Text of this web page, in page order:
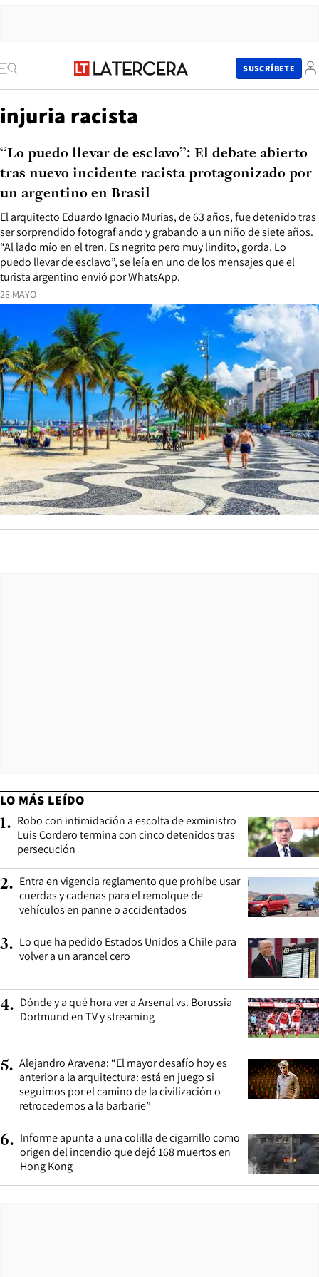
SUSCRÍBETE
injuria racista
28 MAYO
El arquitecto Eduardo Ignacio Murias, de 63 años, fue detenido tras
ser sorprendido fotografiando y grabando a un niño de siete años.
“Al lado mío en el tren. Es negrito pero muy lindito, gorda. Lo
puedo llevar de esclavo”, se leía en uno de los mensajes que el
turista argentino envió por WhatsApp.
“Lo puedo llevar de esclavo”: El debate abierto
tras nuevo incidente racista protagonizado por
un argentino en Brasil
LO MÁS LEÍDO
1. Robo con intimidación a escolta de exministro
Luis Cordero termina con cinco detenidos tras
persecución
2. Entra en vigencia reglamento que prohíbe usar
cuerdas y cadenas para el remolque de
vehículos en panne o accidentados
3. Lo que ha pedido Estados Unidos a Chile para
volver a un arancel cero
4. Dónde y a qué hora ver a Arsenal vs. Borussia
Dortmund en TV y streaming
5. Alejandro Aravena: “El mayor desafío hoy es
anterior a la arquitectura: está en juego si
seguimos por el camino de la civilización o
retrocedemos a la barbarie”
6. Informe apunta a una colilla de cigarrillo como
origen del incendio que dejó 168 muertos en
Hong Kong